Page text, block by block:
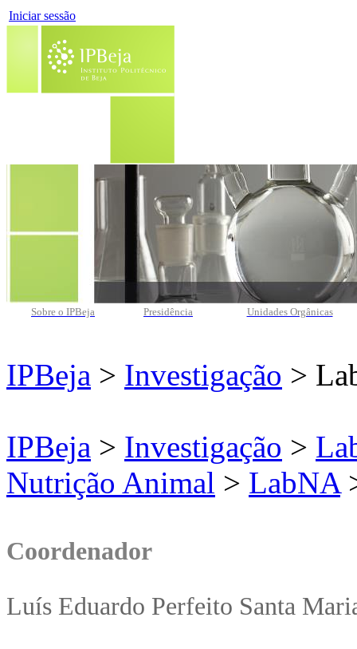
Iniciar sessão
Sobre o IPBeja Presidência Unidades Orgânicas
IPBeja > Investigação >
IPBeja > Investigação >
Nutrição Animal > LabNA
Coordenador
Luís Eduardo Perfeito Santa